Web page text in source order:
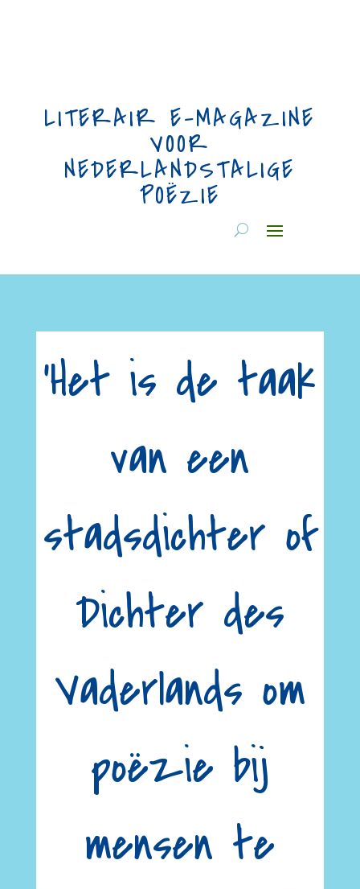
LITERAIR E-MAGAZINE
VOOR
NEDERLANDSTALIGE
POËZIE
‘Het is de taak
van een
stadsdichter of
Dichter des
Vaderlands om
poëzie bij
mensen te